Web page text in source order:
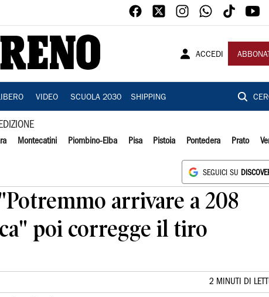
ACCEDI
VIDEO SCUOLA 2030 SHIPPING
Montecatini Piombino-Elba Pisa Pistoia Pontedera Prato
SEGUICI SU
arrivare a 208
poi corregge il tiro
2 MINUTI DI